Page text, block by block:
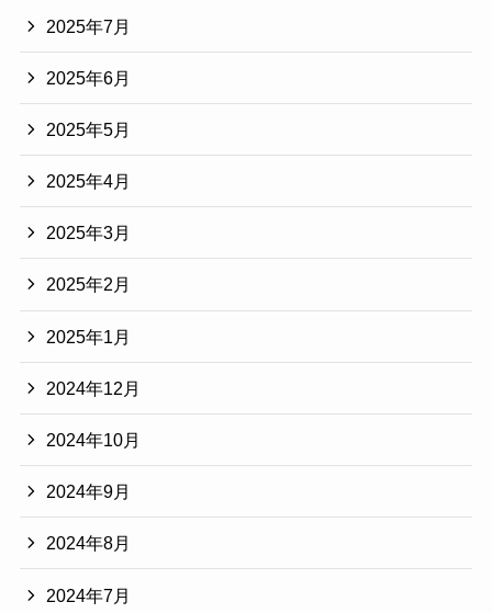
2025年7月
2025年6月
2025年5月
2025年4月
2025年3月
2025年2月
2025年1月
2024年12月
2024年10月
2024年9月
2024年8月
2024年7月